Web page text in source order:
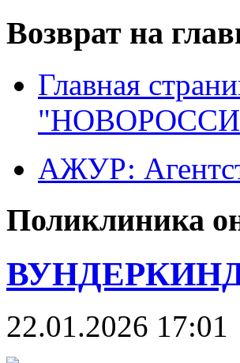
Возврат на
Главная
АЖУР:
Поликлиника
22.01.2026 17:01